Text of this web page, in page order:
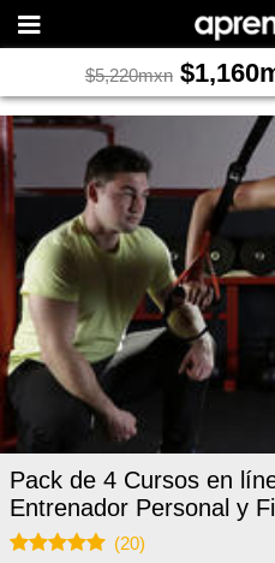
$5,220mxn $1,160
Pack de 4 Cursos en
Entrenador Personal y
(20)